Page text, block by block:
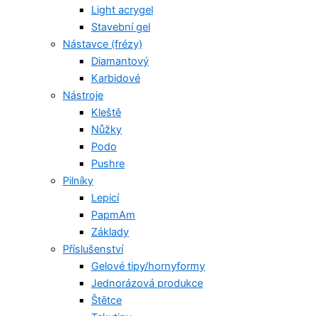
Light acrygel
Stavební gel
Nástavce (frézy)
Diamantový
Karbidové
Nástroje
Kleště
Nůžky
Podo
Pushre
Pilníky
Lepicí
PapmAm
Základy
Příslušenství
Gelové tipy/hornyformy
Jednorázová produkce
Štětce